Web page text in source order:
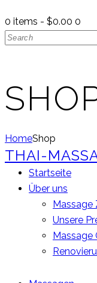
0 items - $0.00 0
HomeShop
THAI-
Startseite
Über uns
Massage
Unsere
Massage